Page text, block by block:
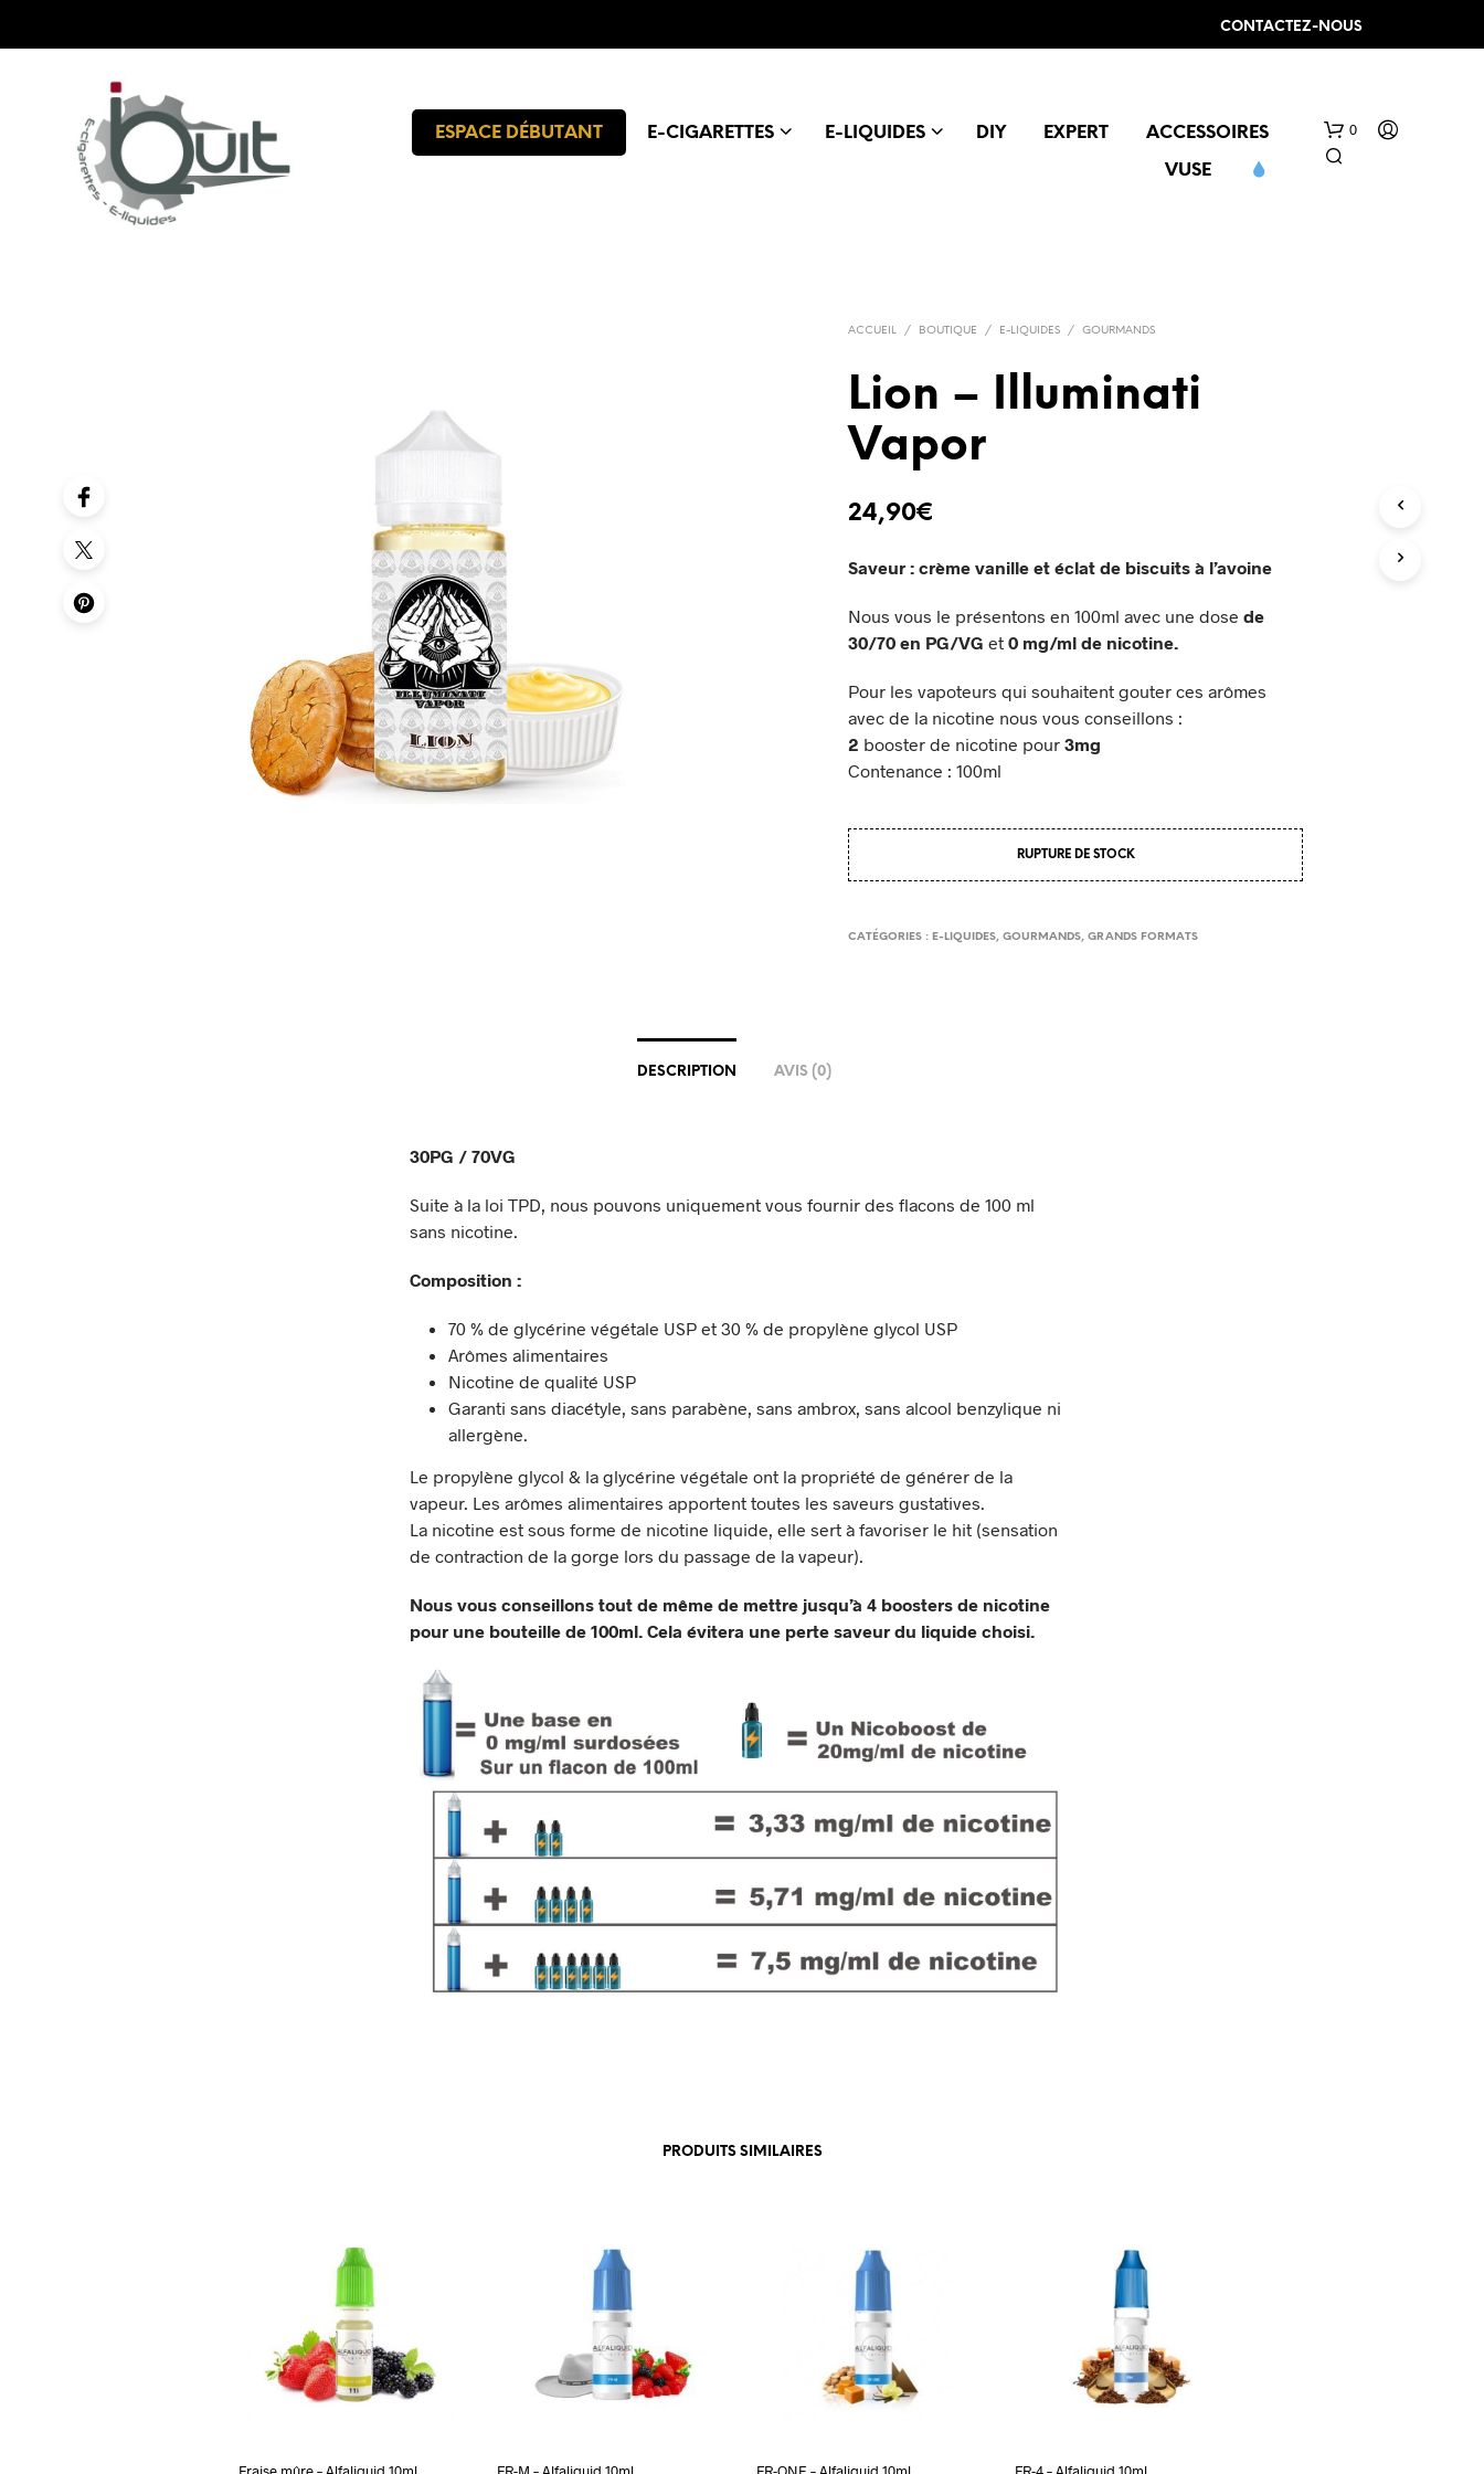
CONTACTEZ-NOUS
ESPACE DÉBUTANT E-CIGARETTES E-LIQUIDES DIY EXPERT
ACCESSOIRES
VUSE
0
ACCUEIL / BOUTIQUE / E-LIQUIDES / GOURMANDS
Lion – Illuminati
Vapor
24,90€
Saveur : crème vanille et éclat de biscuits à l’avoine
Nous vous le présentons en 100ml avec une dosede
30/70 en PG/VG et0 mg/ml de nicotine.
Pour les vapoteurs qui souhaitent gouter ces arômes
avec de la nicotine nous vous conseillons :
2 booster de nicotine pour3mg
Contenance : 100ml
RUPTURE DE STOCK
CATÉGORIES : E-LIQUIDES,GOURMANDS,GRANDS FORMATS
DESCRIPTION AVIS (0)
30PG / 70VG
Suite à la loi TPD, nous pouvons uniquement vous fournir des flacons de 100 ml
sans nicotine.
Composition :
70 % de glycérine végétale USP et 30 % de propylène glycol USP
Arômes alimentaires
Nicotine de qualité USP
Garanti sans diacétyle, sans parabène, sans ambrox, sans alcool benzylique ni
allergène.
Le propylène glycol & la glycérine végétale ont la propriété de générer de la
vapeur. Les arômes alimentaires apportent toutes les saveurs gustatives.
La nicotine est sous forme de nicotine liquide, elle sert à favoriser le hit (sensation
de contraction de la gorge lors du passage de la vapeur).
Nous vous conseillons tout de même de mettre jusqu’à 4 boosters de nicotine
pour une bouteille de 100ml. Cela évitera une perte saveur du liquide choisi.
PRODUITS SIMILAIRES